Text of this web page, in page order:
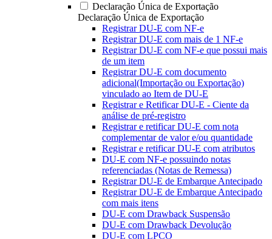
Declaração Única de Exportação
Declaração Única de Exportação
Registrar DU-E com NF-e
Registrar DU-E com mais de 1 NF-e
Registrar DU-E com NF-e que possui mais
de um item
Registrar DU-E com documento
adicional(Importação ou Exportação)
vinculado ao Item de DU-E
Registrar e Retificar DU-E - Ciente da
análise de pré-registro
Registrar e retificar DU-E com nota
complementar de valor e/ou quantidade
Registrar e retificar DU-E com atributos
DU-E com NF-e possuindo notas
referenciadas (Notas de Remessa)
Registrar DU-E de Embarque Antecipado
Registrar DU-E de Embarque Antecipado
com mais itens
DU-E com Drawback Suspensão
DU-E com Drawback Devolução
DU-E com LPCO